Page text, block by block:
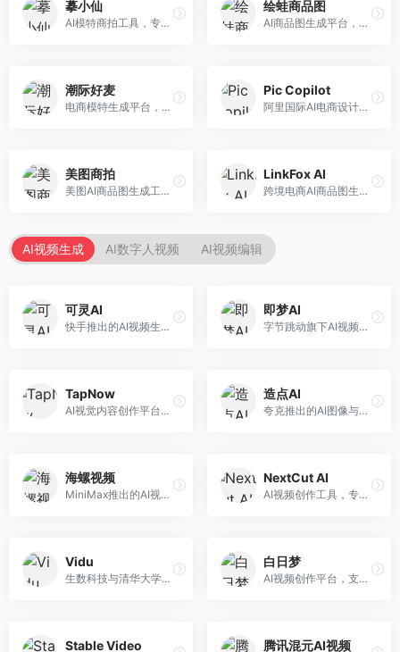
摹小仙
AI模特商拍工具，专注于服装电商。面向服装电商卖家，提供虚拟模特试穿、商品展示图生成等服务，模特形象多样，拍摄成本低。
绘蛙商品图
AI商品图生成平台，支持模特换装和场景生成。面向电商卖家，提供商品上身效果展示、场景化商品图生成等服务，电商营销效果显著。
潮际好麦
电商模特生成平台，支持AI虚拟模特创作。面向服装和配饰电商，提供模特试穿、商品展示、营销素材生成等服务，模特形象可定制。
Pic Copilot
阿里国际AI电商设计工具，专注于跨境电商。面向跨境电商卖家，提供商品图优化、营销海报生成、多语言适配等服务，海外市场适配性强。
美图商拍
美图AI商品图生成工具，整合美图生态。面向电商卖家，提供商品图美化、模特替换、场景生成等服务，移动端操作便捷。
LinkFox AI
跨境电商AI商品图生成工具。面向跨境电商卖家，支持多语言商品图生成、模特替换、场景优化等服务，适配海外电商平台需求。
AI视频生成 AI数字人视频 AI视频编辑
可灵AI
快手推出的AI视频生成平台，支持文生视频和图生视频，可生成长达2分钟的高质量视频内容。面向短视频创作者和营销人员，操作简便，生成效果逼真，适合商业推广和创意表达。
即梦AI
字节跳动旗下AI视频创作平台，支持多模态内容生成。面向内容创作者和营销人员，提供文生视频、图生视频、智能剪辑等功能，中文理解能力强，创作效率高。
TapNow
AI视觉内容创作平台，整合图像与视频生成能力。面向内容创作者，提供文生图、文生视频、智能编辑等服务，创作工具丰富，一站式体验便捷。
造点AI
夸克推出的AI图像与视频创作平台。面向普通用户和内容创作者，提供文生图、文生视频等功能，操作简便，与夸克生态深度整合。
海螺视频
MiniMax推出的AI视频生成工具，支持高质量视频创作。面向内容创作者，提供文生视频、视频编辑等功能，生成速度快，视频效果自然流畅。
NextCut AI
AI视频创作工具，专注于智能剪辑和视频生成。面向视频创作者，提供智能剪辑、视频生成、特效添加等功能，剪辑效率高，适合快节奏内容生产。
Vidu
生数科技与清华大学联合研发的AI视频生成大模型。面向视频创作者和内容生产者，支持文生视频、图生视频，视频质量高，物理运动理解准确，国产视频生成领先工具。
白日梦
AI视频创作平台，支持生成长达50分钟的长视频内容。面向长视频创作者和内容生产者，支持故事视频生成、视频编辑等功能，适合叙事性内容创作。
Stable Video 腾讯混元AI视频